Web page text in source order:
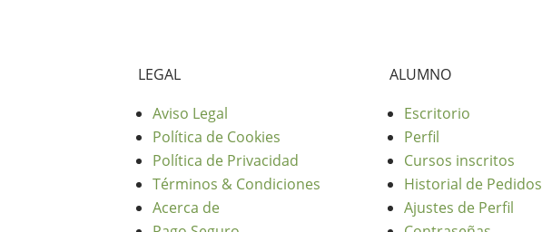
LEGAL
Aviso Legal
Política de Cookies
Política de Privacidad
Términos & Condiciones
Acerca de
ALUMNO
Escritorio
Perfil
Cursos inscritos
Historial de Pedidos
Ajustes de Perfil